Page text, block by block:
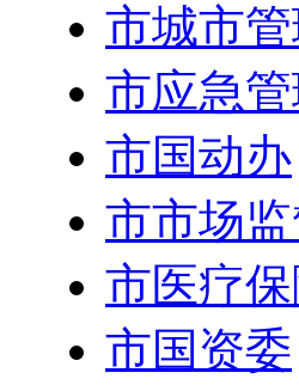
市城市
市应急
市国动办
市市场
市医疗
市国资委